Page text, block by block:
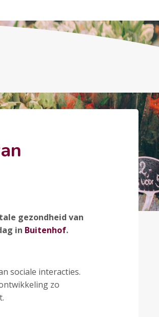
gezondheid van
in Buitenhof.
sociale interacties.
zo